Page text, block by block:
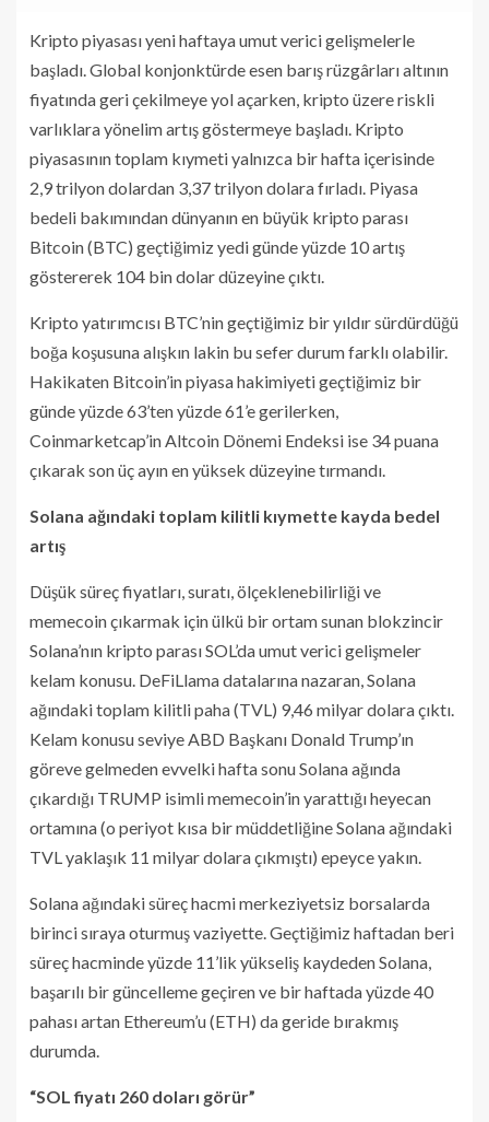
Kripto piyasası yeni haftaya umut verici gelişmelerle
başladı. Global konjonktürde esen barış rüzgârları altının
fiyatında geri çekilmeye yol açarken, kripto üzere riskli
varlıklara yönelim artış göstermeye başladı. Kripto
piyasasının toplam kıymeti yalnızca bir hafta içerisinde
2,9 trilyon dolardan 3,37 trilyon dolara fırladı. Piyasa
bedeli bakımından dünyanın en büyük kripto parası
Bitcoin (BTC) geçtiğimiz yedi günde yüzde 10 artış
göstererek 104 bin dolar düzeyine çıktı.
Kripto yatırımcısı BTC’nin geçtiğimiz bir yıldır sürdürdüğü
boğa koşusuna alışkın lakin bu sefer durum farklı olabilir.
Hakikaten Bitcoin’in piyasa hakimiyeti geçtiğimiz bir
günde yüzde 63’ten yüzde 61’e gerilerken,
Coinmarketcap’in Altcoin Dönemi Endeksi ise 34 puana
çıkarak son üç ayın en yüksek düzeyine tırmandı.
Solana ağındaki toplam kilitli kıymette kayda bedel
artış
Düşük süreç fiyatları, suratı, ölçeklenebilirliği ve
memecoin çıkarmak için ülkü bir ortam sunan blokzincir
Solana’nın kripto parası SOL’da umut verici gelişmeler
kelam konusu. DeFiLlama datalarına nazaran, Solana
ağındaki toplam kilitli paha (TVL) 9,46 milyar dolara çıktı.
Kelam konusu seviye ABD Başkanı Donald Trump’ın
göreve gelmeden evvelki hafta sonu Solana ağında
çıkardığı TRUMP isimli memecoin’in yarattığı heyecan
ortamına (o periyot kısa bir müddetliğine Solana ağındaki
TVL yaklaşık 11 milyar dolara çıkmıştı) epeyce yakın.
Solana ağındaki süreç hacmi merkeziyetsiz borsalarda
birinci sıraya oturmuş vaziyette. Geçtiğimiz haftadan beri
süreç hacminde yüzde 11’lik yükseliş kaydeden Solana,
başarılı bir güncelleme geçiren ve bir haftada yüzde 40
pahası artan Ethereum’u (ETH) da geride bırakmış
durumda.
“SOL fiyatı 260 doları görür”